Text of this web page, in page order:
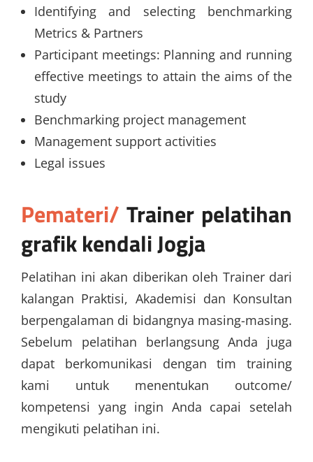
Identifying and selecting benchmarking
Metrics & Partners
Participant meetings: Planning and running
effective meetings to attain the aims of the
study
Benchmarking project management
Management support activities
Legal issues
Pemateri/ Trainer pelatihan
grafik kendali Jogja
Pelatihan ini akan diberikan oleh Trainer dari
kalangan Praktisi, Akademisi dan Konsultan
berpengalaman di bidangnya masing-masing.
Sebelum pelatihan berlangsung Anda juga
dapat berkomunikasi dengan tim training
kami untuk menentukan outcome/
kompetensi yang ingin Anda capai setelah
mengikuti pelatihan ini.